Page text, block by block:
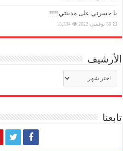
يا حسرتي على مدينتي!!!!!
30 نوفمبر، 2022 13,334
الأرشيف
تابعنا